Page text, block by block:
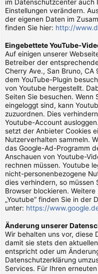
im Datenschutzcenter auch
Einstellungen verändern.
der eigenen Daten im
finden Sie hier: http://
Eingebettete YouTube-
Auf einigen unserer
Betreiber der
Cherry Ave., San Bruno,
dem YouTube-Plugin
von Youtube hergestellt.
Seiten Sie besuchen. Wenn
eingeloggt sind, kann
zuzuordnen. Dies
Youtube-Account
setzt der Anbieter Cookies
Nutzerverhalten sammeln.
das Google-Ad-Programm
Anschauen von Youtube-
rechnen müssen. Youtube
nicht-personenbezogene
dies verhindern, so müssen
Browser blockieren.
„Youtube“ finden Sie in der
unter: https://
Änderung unserer
Wir behalten uns vor, diese
damit sie stets den
entspricht oder um
Datenschutzerklärung
Services. Für Ihren